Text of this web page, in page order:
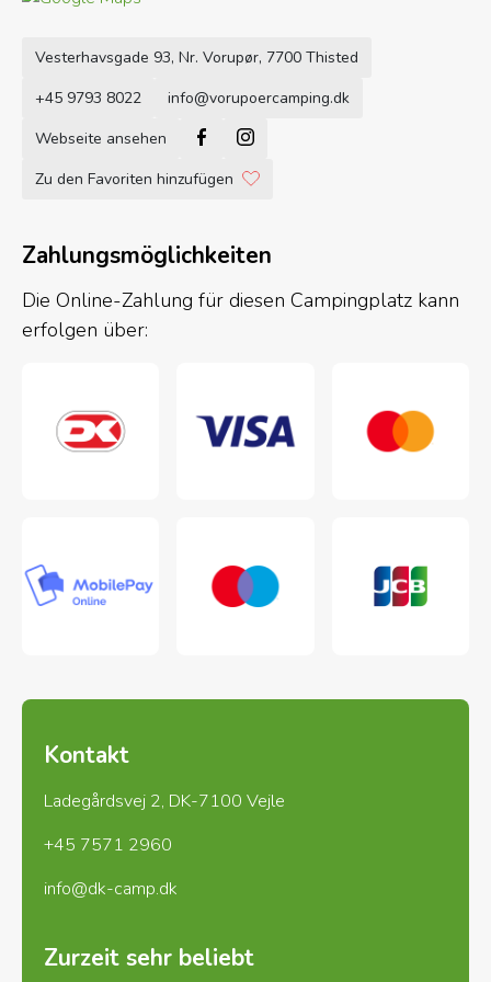
Vesterhavsgade 93, Nr. Vorupør, 7700 Thisted
+45 9793 8022
info@vorupoercamping.dk
Webseite ansehen
FacebookInstagram
Zu den Favoriten hinzufügen
Zahlungsmöglichkeiten
Die Online-Zahlung für diesen Campingplatz kann
erfolgen über:
Kontakt
Ladegårdsvej 2, DK-7100 Vejle
+45 7571 2960
info@dk-camp.dk
Zurzeit sehr beliebt